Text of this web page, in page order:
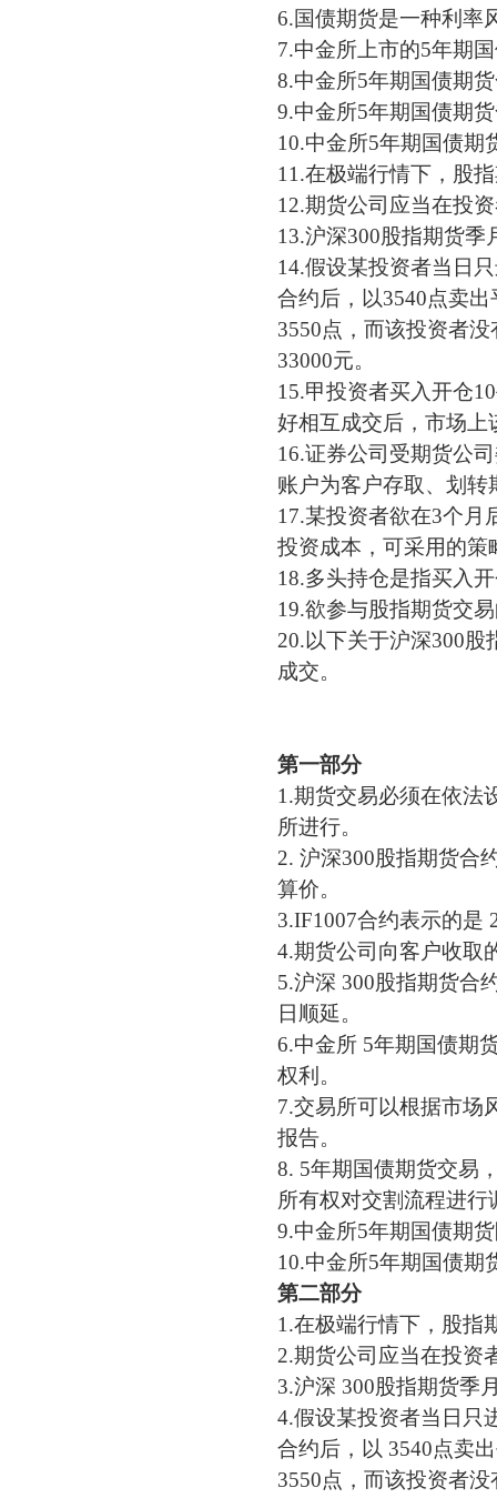
6.国债期货是一种利率
7.中金所上市的5年期
8.中金所5年期国债期
9.中金所5年期国债期
10.中金所5年期国债期
11.在极端行情下，股
12.期货公司应当在投
13.沪深300股指期货
14.假设某投资者当日
合约后，以3540点卖
3550点，而该投资者
33000元。
15.甲投资者买入开仓
好相互成交后，市场上
16.证券公司受期货公
账户为客户存取、划转
17.某投资者欲在3个月
投资成本，可采用的策
18.多头持仓是指买入
19.欲参与股指期货交
20.以下关于沪深300
成交。
第一部分
1.期货交易必须在依法
所进行。
2. 沪深300股指期货合
算价。
3.IF1007合约表示的是
4.期货公司向客户收取
5.沪深 300股指期货合
日顺延。
6.中金所 5年期国债期
权利。
7.交易所可以根据市场
报告。
8. 5年期国债期货交易
所有权对交割流程进行
9.中金所5年期国债期
10.中金所5年期国债期
第二部分
1.在极端行情下，股指
2.期货公司应当在投资
3.沪深 300股指期货季
4.假设某投资者当日只
合约后，以 3540点卖
3550点，而该投资者